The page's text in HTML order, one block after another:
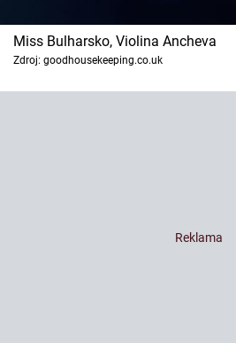
Miss Bulharsko, Violina Ancheva
Zdroj: goodhousekeeping.co.uk